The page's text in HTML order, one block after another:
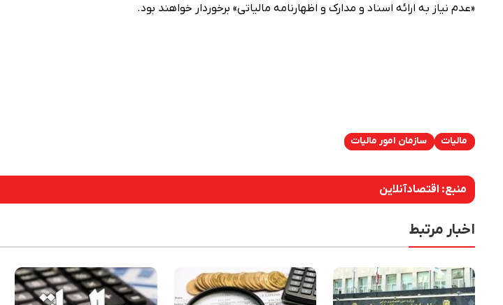
«عدم نیاز به ارائه اسناد و مدارک و اظهارنامه مالیاتی» برخوردار خواهند بود.
مالیات سازمان امور مالیات
منبع: اقتصادآنلاین
اخبار مرتبط